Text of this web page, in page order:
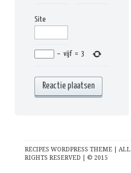
Site
− vijf = 3
RECIPES WORDPRESS THEME | ALL
RIGHTS RESERVED | © 2015